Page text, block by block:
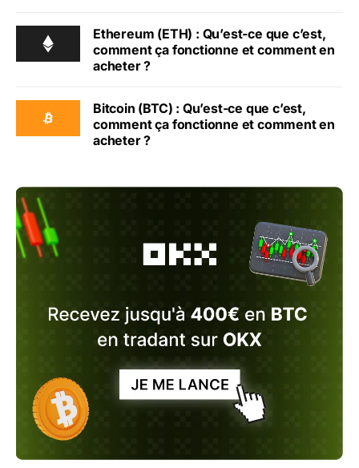
Ethereum (ETH) : Qu’est-ce que c’est,
comment ça fonctionne et comment en
acheter ?
Bitcoin (BTC) : Qu’est-ce que c’est,
comment ça fonctionne et comment en
acheter ?